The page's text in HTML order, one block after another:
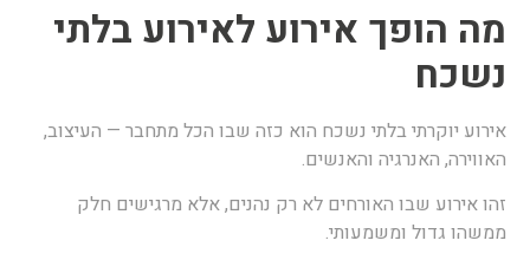
מה הופך אירוע לאירוע בלתי
נשכח
אירוע יוקרתי בלתי נשכח הוא כזה שבו הכל מתחבר — העיצוב,
האווירה, האנרגיה והאנשים.
זהו אירוע שבו האורחים לא רק נהנים, אלא מרגישים חלק
ממשהו גדול ומשמעותי.